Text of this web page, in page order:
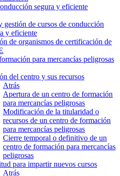
segura y eficiente
gestión de cursos de conducción
y eficiente
de organismos de certificación de
para mercancías peligrosas
del centro y sus recursos
Atrás
Apertura de un centro de formación
para mercancías peligrosas
Modificación de la titularidad o
recursos de un centro de formación
para mercancías peligrosas
Cierre temporal o definitivo de un
centro de formación para mercancías
peligrosas
para impartir nuevos cursos
Atrás